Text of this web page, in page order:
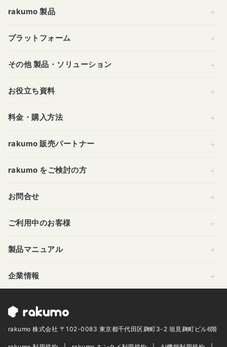
rakumo 製品
プラットフォーム
その他 製品・ソリューション
お役立ち資料
料金・購入方法
rakumo 販売パートナー
rakumo をご検討の方
お問合せ
ご利用中のお客様
製品マニュアル
企業情報
rakumo 株式会社 〒102-0083 東京都千代田区麹町3-2 垣見麹町ビル6階